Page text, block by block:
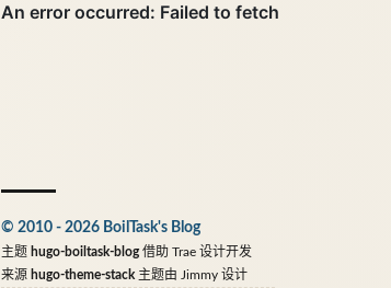
© 2010 - 2026 BoilTask's Blog
主题 hugo-boiltask-blog借助 Trae 设计开发
来源 hugo-theme-stack 主题由 Jimmy 设计